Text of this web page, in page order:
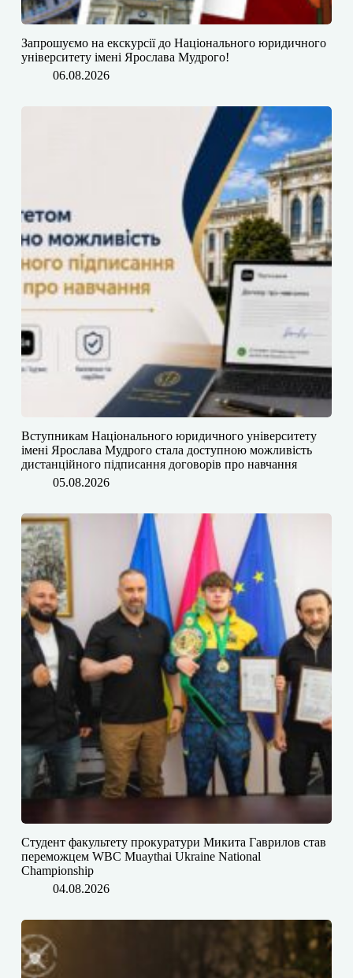
​​Запрошуємо на екскурсії до Національного юридичного
університету імені Ярослава Мудрого!
06.08.2026
​​Вступникам Національного юридичного університету
імені Ярослава Мудрого⁠ стала доступною можливість
дистанційного підписання договорів про навчання
05.08.2026
Студент факультету прокуратури Микита Гаврилов став
переможцем WBC Muaythai Ukraine National
Championship
04.08.2026